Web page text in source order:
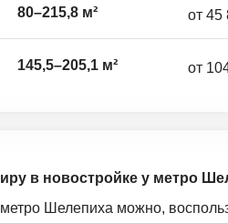
80–215,8 м² от 45
145,5–205,1 м² от
в новостройке у метро
метро Шелепиха можно,